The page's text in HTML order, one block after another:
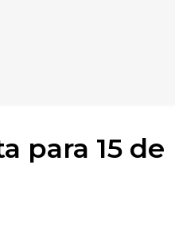
para 15 de